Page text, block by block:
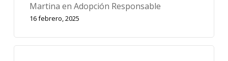
Martina en Adopción Responsable
16 febrero, 2025